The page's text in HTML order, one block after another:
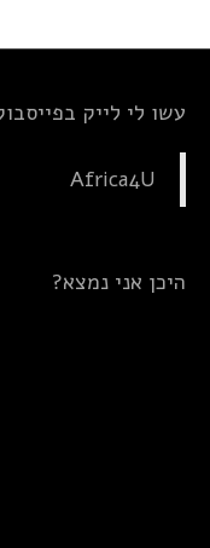
עשו לי לייק
Africa4U
היכן אני נמצא?